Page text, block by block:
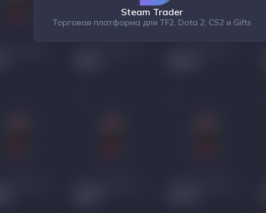
Steam Trader
Торговая платформа для TF2, Dota 2, CS2 и Gifts